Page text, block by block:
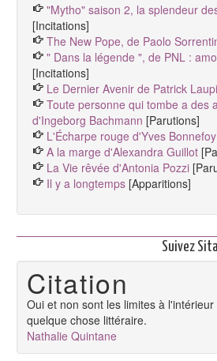
"Mytho" saison 2, la splendeur
[Incitations]
The New Pope, de Paolo
" Dans la légende ", de PNL :
[Incitations]
Le Dernier Avenir de Patrick
Toute personne qui tombe a des
d'Ingeborg Bachmann [Parutions]
L'Écharpe rouge d'Yves Bonnefoy
A la marge d'Alexandra Guillot
La Vie rêvée d'Antonia Pozzi
Il y a longtemps [Apparitions]
Suivez
Citation
Oui et non sont les limites à
quelque chose littéraire.
Nathalie Quintane